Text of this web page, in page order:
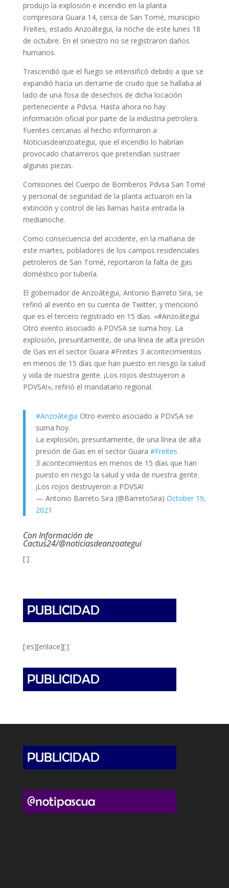
produjo la explosión e incendio en la planta
compresora Guara 14, cerca de San Tomé, municipio
Freites, estado Anzoátegui, la noche de este lunes 18
de octubre. En el siniestro no se registraron daños
humanos.
Trascendió que el fuego se intensificó debido a que se
expandió hacia un derrame de crudo que se hallaba al
lado de una fosa de desechos de dicha locación
perteneciente a Pdvsa. Hasta ahora no hay
información oficial por parte de la industria petrolera.
Fuentes cercanas al hecho informaron a
Noticiasdeanzoategui, que el incendio lo habrían
provocado chatarreros que pretendían sustraer
algunas piezas.
Comisiones del Cuerpo de Bomberos Pdvsa San Tomé
y personal de seguridad de la planta actuaron en la
extinción y control de las llamas hasta entrada la
medianoche.
Como consecuencia del accidente, en la mañana de
este martes, pobladores de los campos residenciales
petroleros de San Tomé, reportaron la falta de gas
doméstico por tubería.
El gobernador de Anzoátegui, Antonio Barreto Sira, se
refirió al evento en su cuenta de Twitter, y mencionó
que es el tercero registrado en 15 días. «#Anzoátegui
Otro evento asociado a PDVSA se suma hoy. La
explosión, presuntamente, de una línea de alta presión
de Gas en el sector Guara #Freites 3 acontecimientos
en menos de 15 días que han puesto en riesgo la salud
y vida de nuestra gente. ¡Los rojos destruyeron a
PDVSA!», refirió el mandatario regional.
#Anzoátegui Otro evento asociado a PDVSA se
suma hoy.
La explosión, presuntamente, de una línea de alta
presión de Gas en el sector Guara #Freites
3 acontecimientos en menos de 15 días que han
puesto en riesgo la salud y vida de nuestra gente.
¡Los rojos destruyeron a PDVSA!
— Antonio Barreto Sira (@BarretoSira) October 19,
2021
Con Información de
Cactus24/@noticiasdeanzoategui
[:]
[:es][enlace][:]